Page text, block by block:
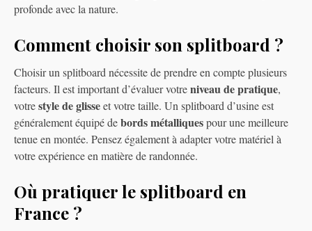
profonde avec la nature.
Comment choisir son splitboard ?
Choisir un splitboard nécessite de prendre en compte plusieurs
facteurs. Il est important d’évaluer votreniveau de pratique,
votrestyle de glisseet votre taille. Un splitboard d’usine est
généralement équipé debords métalliquespour une meilleure
tenue en montée. Pensez également à adapter votre matériel à
votre expérience en matière de randonnée.
Où pratiquer le splitboard en
France ?